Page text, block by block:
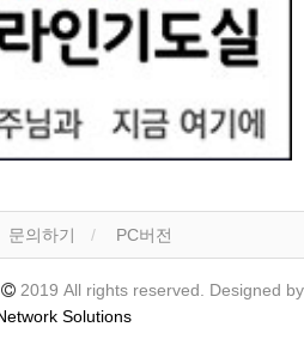
문의하기 PC버전
2019 All rights reserved. Designed by
Solutions